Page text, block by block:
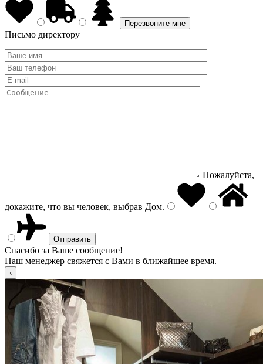
Письмо директору
Пожалуйста,
докажите, что вы человек, выбрав Дом.
Спасибо за Ваше сообщение!
Наш менеджер свяжется с Вами в ближайшее время.